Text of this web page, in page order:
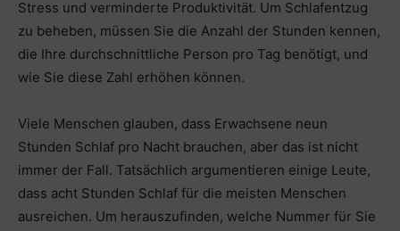
Stress und verminderte Produktivität. Um Schlafentzug
zu beheben, müssen Sie die Anzahl der Stunden kennen,
die Ihre durchschnittliche Person pro Tag benötigt, und
wie Sie diese Zahl erhöhen können.
Viele Menschen glauben, dass Erwachsene neun
Stunden Schlaf pro Nacht brauchen, aber das ist nicht
immer der Fall. Tatsächlich argumentieren einige Leute,
dass acht Stunden Schlaf für die meisten Menschen
ausreichen. Um herauszufinden, welche Nummer für Sie